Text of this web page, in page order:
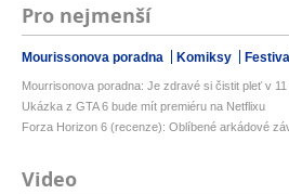
Pro nejmenší
Mourissonova poradna Komiksy
Mourrisonova poradna: Je zdravé si čistit pleť v
Ukázka z GTA 6 bude mít premiéru na Netflixu
Forza Horizon 6 (recenze): Oblíbené arkádové
Video